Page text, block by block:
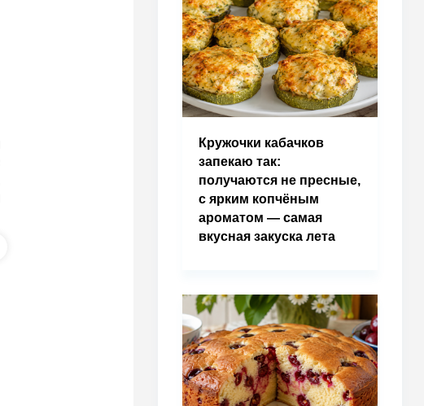
Кружочки кабачков
запекаю так:
получаются не пресные,
с ярким копчёным
ароматом — самая
вкусная закуска лета